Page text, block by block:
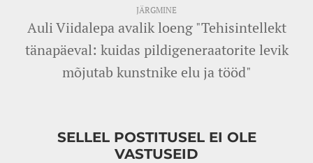
JÄRGMINE
Auli Viidalepa avalik loeng "Tehisintellekt
tänapäeval: kuidas pildigeneraatorite levik
mõjutab kunstnike elu ja tööd"
SELLEL POSTITUSEL EI OLE
VASTUSEID